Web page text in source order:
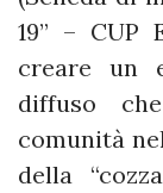
19” – CUP
creare un
diffuso
comunità
della